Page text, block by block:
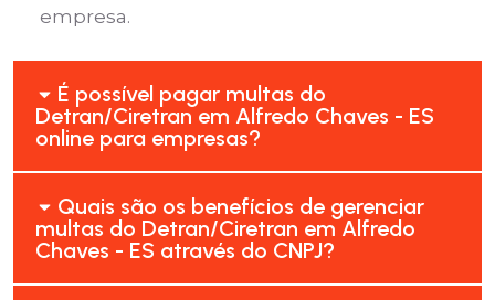
empresa.
É possível pagar multas do
Detran/Ciretran em Alfredo Chaves - ES
online para empresas?
Quais são os benefícios de gerenciar
multas do Detran/Ciretran em Alfredo
Chaves - ES através do CNPJ?